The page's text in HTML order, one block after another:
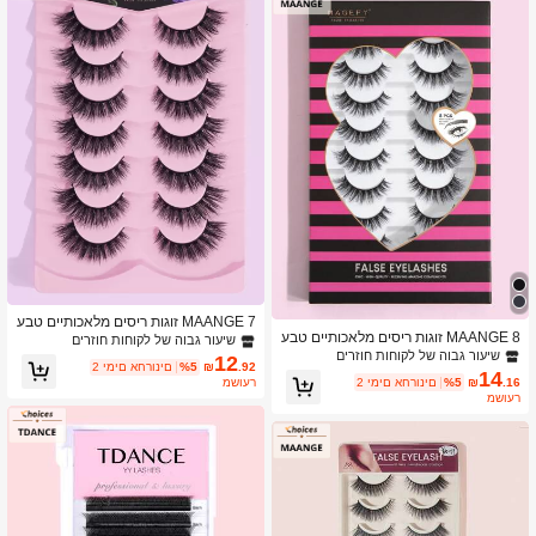
MAANGE 8 זוגות ריסים מלאכותיים טבע
יים ורכים, מתאימים למסיבה, סגנון מצוי
ר, ריסים חיוניים לטיולים
שיעור גבוה של לקוחות חוזרים
₪14.16
%5
2 ימים אחרונים
משוער
MAANGE 7 זוגות ריסים מלאכותיים טבע
יים עבים, מסולסלים ואווריריים, מתאים ל
מסיבות, סגנונות מצוירים, ריסים מלאכותי
ים חיוניים לנסיעות, ריסים, ריסים מלאכות
יים
שיעור גבוה של לקוחות חוזרים
₪12.92
%5
2 ימים אחרונים
משוער